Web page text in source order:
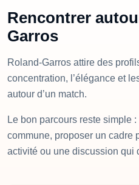
Rencontrer
Garros
Roland-Garros attire des
concentration, l’élégance et
autour d’un match.
Le bon parcours reste simple
commune, proposer un cadre
activité ou une discussion qui